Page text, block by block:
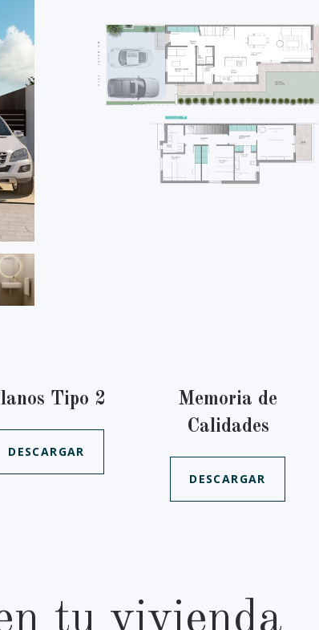
Tipo 2
DESCARGAR
Memoria de
Calidades
DESCARGAR
tu vivienda